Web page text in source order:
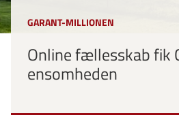
GARANT-MILLIONEN
Online fællesskab fik
ensomheden